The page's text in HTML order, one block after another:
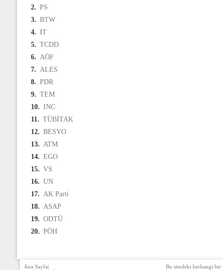
2. PS
3. BTW
4. IT
5. TCDD
6. AÖF
7. ALES
8. PDR
9. TEM
10. INC
11. TÜBİTAK
12. BESYO
13. ATM
14. EGO
15. VS
16. UN
17. AK Parti
18. ASAP
19. ODTÜ
20. PÖH
Ana Sayfa|
Bu sitedeki herhangi bir